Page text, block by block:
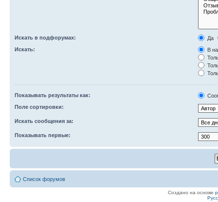
Искать в подфорумах:
Да
Искать:
В
Показывать результаты как:
Поле сортировки:
Искать сообщения за:
Показывать первые:
Список форумов
Создано на основе